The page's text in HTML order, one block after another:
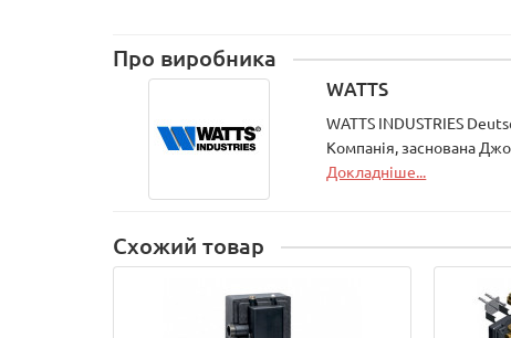
Про виробника
WATTS
WATTS INDUSTRIES
Компанія, заснована
Докладніше...
Схожий товар